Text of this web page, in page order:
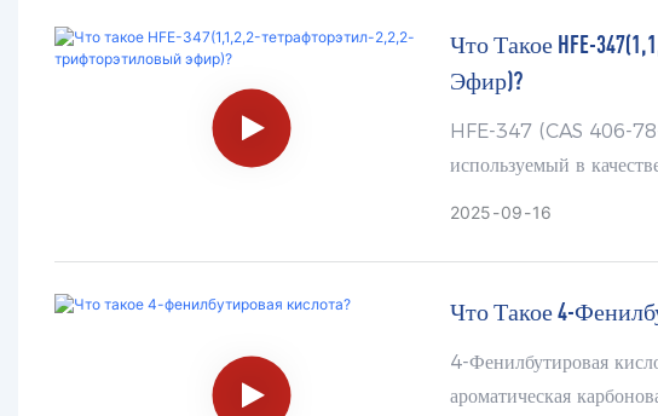
Что Такое HFE-
Эфир)?
HFE-347 (CAS 406-78-
используемый в
2025 09 16
Что Такое 4-
4-Фенилбутировая
ароматическая